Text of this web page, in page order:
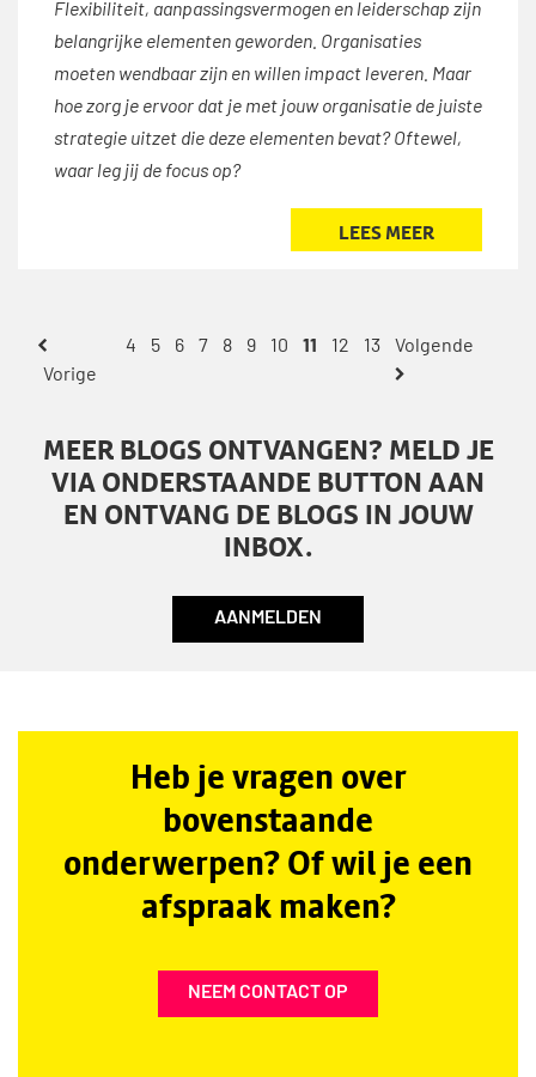
Flexibiliteit, aanpassingsvermogen en leiderschap zijn
belangrijke elementen geworden. Organisaties
moeten wendbaar zijn en willen impact leveren. Maar
hoe zorg je ervoor dat je met jouw organisatie de juiste
strategie uitzet die deze elementen bevat? Oftewel,
waar leg jij de focus op?
LEES MEER
4 5 6 7 8 9 10 11 12 13
MEER BLOGS ONTVANGEN? MELD JE
VIA ONDERSTAANDE BUTTON AAN
EN ONTVANG DE BLOGS IN JOUW
INBOX.
AANMELDEN
Heb je vragen over
bovenstaande
onderwerpen? Of wil je een
afspraak maken?
NEEM CONTACT OP